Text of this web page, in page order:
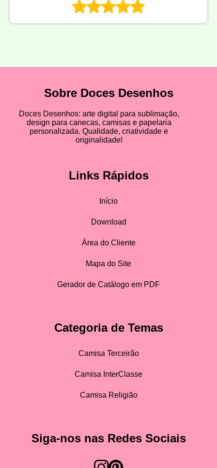
Sobre Doces Desenhos
Doces Desenhos: arte digital para sublimação,
design para canecas, camisas e papelaria
personalizada. Qualidade, criatividade e
originalidade!
Links Rápidos
Início
Download
Área do Cliente
Mapa do Site
Gerador de Catálogo em PDF
Categoria de Temas
Camisa Terceirão
Camisa InterClasse
Camisa Religião
Siga-nos nas Redes Sociais